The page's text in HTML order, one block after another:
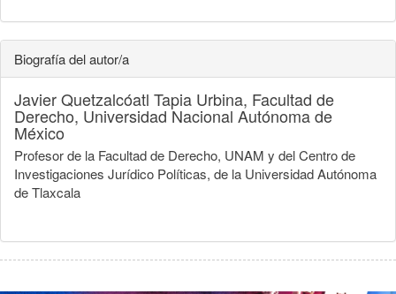
Biografía del autor/a
Javier Quetzalcóatl Tapia Urbina, Facultad de
Derecho, Universidad Nacional Autónoma de
México
Profesor de la Facultad de Derecho, UNAM y del Centro de
Investigaciones Jurídico Políticas, de la Universidad Autónoma
de Tlaxcala